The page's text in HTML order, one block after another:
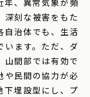
深刻な被害をもた
自治体でも、生活
います。ただ、ダ
山間部では有効で
や民間の協力が必
下埋設型にし、プ